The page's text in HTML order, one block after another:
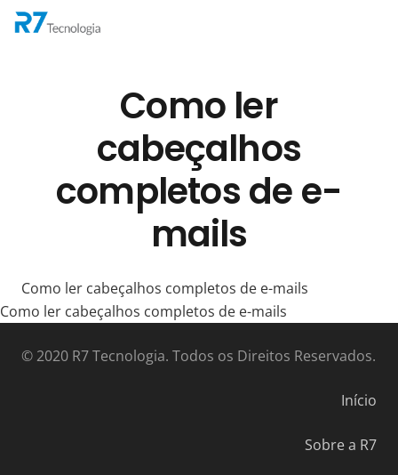
Como ler
cabeçalhos
completos de e-
mails
Como ler cabeçalhos completos de e-mails
Como ler cabeçalhos completos de e-mails
© 2020 R7 Tecnologia. Todos os Direitos Reservados.
Início
Sobre a R7